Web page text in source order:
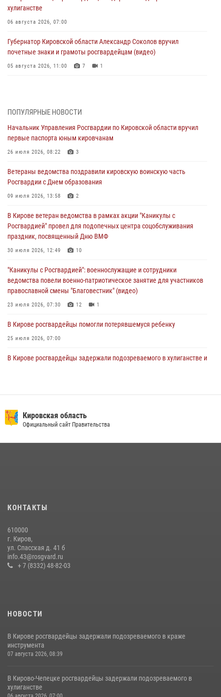
хулиганстве
06 августа 2026, 07:00
Губернатор Кировской области Александр Соколов вручил
почетные знаки и грамоты росгвардейцам (видео)
05 августа 2026, 11:00 7 1
04 августа 2026, 09:30
В Кирове росгвардейцы задержали подозреваемого в грабеже
03 августа 2026, 09:01
митинге в честь Дня воздушно-десантных войск
03 августа 2026, 08:45
магазина
02 августа 2026, 07:00
1 августа – День дежурной службы войск национальной гвардии
01 августа 2026, 09:39
ПОПУЛЯРНЫЕ НОВОСТИ
Начальник Управления Росгвардии по Кировской области вручил
первые паспорта юным кировчанам
26 июля 2026, 08:22 3
Ветераны ведомства поздравили кировскую воинскую часть
Росгвардии с Днем образования
09 июля 2026, 13:58 2
В Кирове ветеран ведомства в рамках акции "Каникулы с
Росгвардией" провел для подопечных центра соцобслуживания
праздник, посвященный Дню ВМФ
30 июля 2026, 12:49 10
"Каникулы с Росгвардией": военнослужащие и сотрудники
ведомства повели военно-патриотическое занятие для участников
православной смены "Благовестник" (видео)
23 июля 2026, 07:30 12 1
В Кирове росгвардейцы помогли потерявшемуся ребенку
25 июля 2026, 07:00
В Кирове росгвардейцы задержали подозреваемого в хулиганстве и
вневедомственную охрану и поступления в ведомственные вузы
22 июля 2026, 14:51 1 2
В День семьи, любви и верности в Омутнинском отделе
вневедомственной охраны Росгвардии поздравили будущих
молодоженов
08 июля 2026, 06:46
Кировская область
Официальный сайт Правительства
КОНТАКТЫ
610000
г. Киров,
ул. Спасская д. 41 б
info.43@rosgvard.ru
+ 7 (8332) 48-82-03
НОВОСТИ
В Кирове росгвардейцы задержали подозреваемого в краже
инструмента
07 августа 2026, 08:39
В Кирово-Чепецке росгвардейцы задержали подозреваемого в
хулиганстве